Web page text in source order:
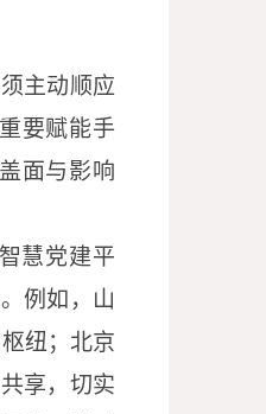
主动顺应
要赋能手
面与影响
慧党建平
例如，山
纽；北京
享，切实